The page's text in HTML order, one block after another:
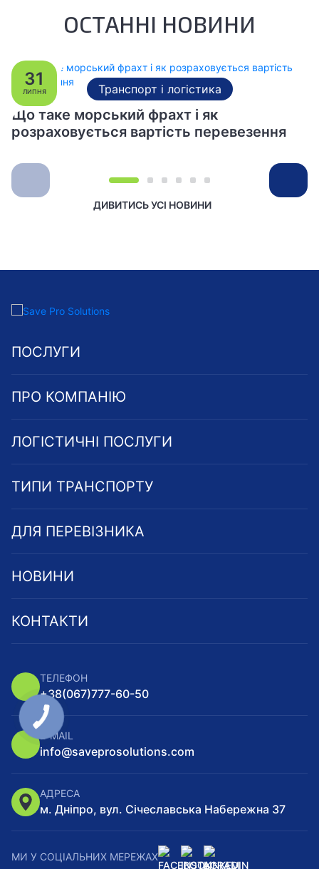
ОСТАННІ НОВИНИ
Транспорт і логістика
Що таке морський фрахт і як
розраховується вартість перевезення
31
ЛИПНЯ
ДИВИТИСЬ УСІ НОВИНИ
ПРО КОМПАНІЮ
ЛОГІСТИЧНІ ПОСЛУГИ
ТИПИ ТРАНСПОРТУ
ДЛЯ ПЕРЕВІЗНИКА
НОВИНИ
КОНТАКТИ
ПОСЛУГИ
ТЕЛЕФОН
+38(067)777-60-50
E-MAIL
info@saveprosolutions.com
АДРЕСА
м. Дніпро, вул. Січеславська Набережна 37
МИ У СОЦІАЛЬНИХ МЕРЕЖАХ